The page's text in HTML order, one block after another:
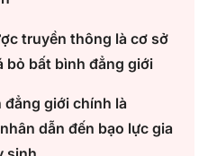
truyền thông là cơ sở
bỏ bất bình đẳng giới
đẳng giới chính là
dẫn đến bạo lực gia